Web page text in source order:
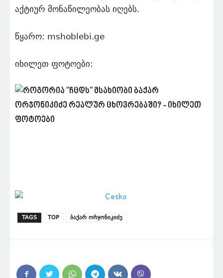
აქტიურ მონაწილეობას იღებს.
წყარო: mshoblebi.ge
იხილეთ ფოტოები:
TAGS TOP ბაქარ ორჯონიკიძე